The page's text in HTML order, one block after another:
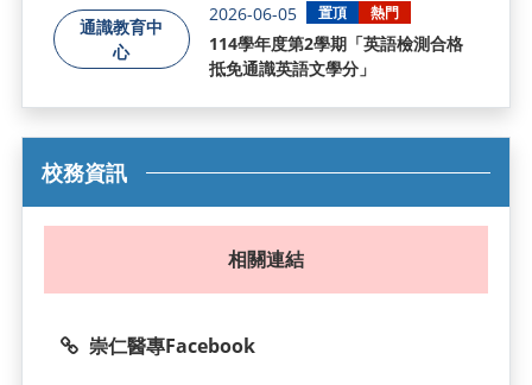
通識教育中
心
2026-06-05 置頂 熱門
114學年度第2學期「英語檢測合格
抵免通識英語文學分」
校務資訊
相關連結
崇仁醫專Facebook